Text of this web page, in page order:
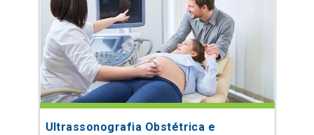
Ultrassonografia Obstétrica e